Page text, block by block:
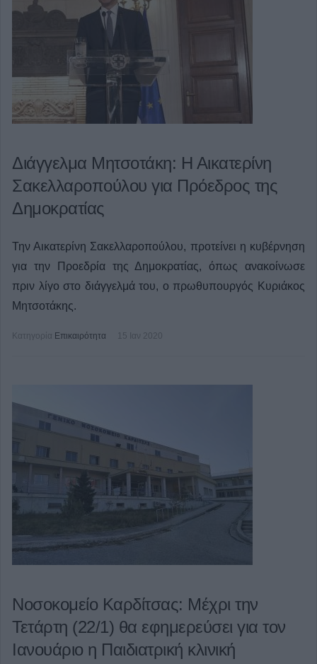
Διάγγελμα Μητσοτάκη: Η Αικατερίνη
Σακελλαροπούλου για Πρόεδρος της
Δημοκρατίας
Την Αικατερίνη Σακελλαροπούλου, προτείνει η κυβέρνηση
για την Προεδρία της Δημοκρατίας, όπως ανακοίνωσε
πριν λίγο στο διάγγελμά του, ο πρωθυπουργός Κυριάκος
Μητσοτάκης.
Κατηγορία Επικαιρότητα 15 Ιαν 2020
Νοσοκομείο Καρδίτσας: Μέχρι την
Τετάρτη (22/1) θα εφημερεύσει για τον
Ιανουάριο η Παιδιατρική κλινική